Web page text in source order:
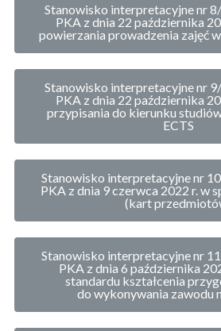
Stanowisko interpretacyjne nr
PKA z dnia 22 października
powierzania prowadzenia zajęć
Stanowisko interpretacyjne nr
PKA z dnia 22 października
przypisania do kierunku
ECTS
Stanowisko interpretacyjne nr
PKA z dnia 9 czerwca 2022 r. w
(kart
Stanowisko interpretacyjne nr
PKA z dnia 6 października
standardu kształcenia
do wykonywania zawodu